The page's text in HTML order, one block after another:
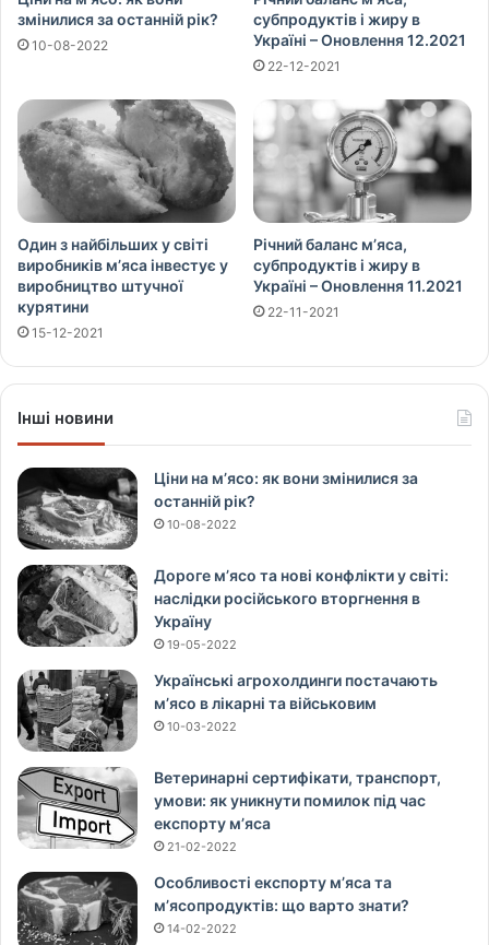
змінилися за останній рік?
10-08-2022
субпродуктів і жиру в
Україні – Оновлення 12.2021
22-12-2021
Один з найбільших у світі
виробників м’яса інвестує у
виробництво штучної
курятини
15-12-2021
Річний баланс м’яса,
субпродуктів і жиру в
Україні – Оновлення 11.2021
22-11-2021
Інші новини
Ціни на м’ясо: як вони змінилися за
останній рік?
10-08-2022
Дороге м’ясо та нові конфлікти у світі:
наслідки російського вторгнення в
Україну
19-05-2022
Українські агрохолдинги постачають
м’ясо в лікарні та військовим
10-03-2022
Ветеринарні сертифікати, транспорт,
умови: як уникнути помилок під час
експорту м’яса
21-02-2022
Особливості експорту м’яса та
м’ясопродуктів: що варто знати?
14-02-2022